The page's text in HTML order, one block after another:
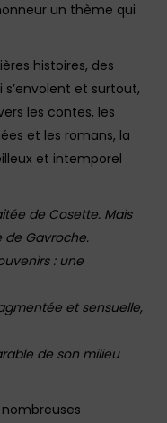
un thème qui
histoires, des
et surtout,
les contes, les
et les romans, la
et intemporel
de Cosette. Mais
de Gavroche.
: une
et sensuelle,
de son milieu